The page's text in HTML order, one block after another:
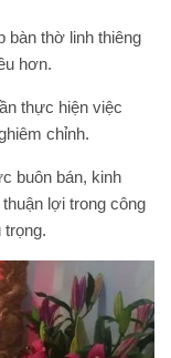
bàn thờ linh thiêng
hơn.
thực hiện việc
chỉnh.
buôn bán, kinh
lợi trong công